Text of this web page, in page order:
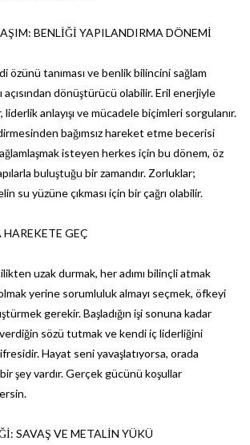
BENLİĞİ YAPILANDIRMA DÖNEMİ
özünü tanıması ve benlik bilincini sağlam
dönüştürücü olabilir. Eril enerjiyle
liderlik anlayışı ve mücadele biçimleri sorgulanır.
bağımsız hareket etme becerisi
isteyen herkes için bu dönem, öz
buluştuğu bir zamandır. Zorluklar;
su yüzüne çıkması için bir çağrı olabilir.
GEÇ
uzak durmak, her adımı bilinçli atmak
yerine sorumluluk almayı seçmek, öfkeyi
gerekir. Başladığın işi sonuna kadar
sözü tutmak ve kendi iç liderliğini
Hayat seni yavaşlatıyorsa, orada
şey vardır. Gerçek gücünü koşullar
SAVAŞ VE METALİN YÜKÜ